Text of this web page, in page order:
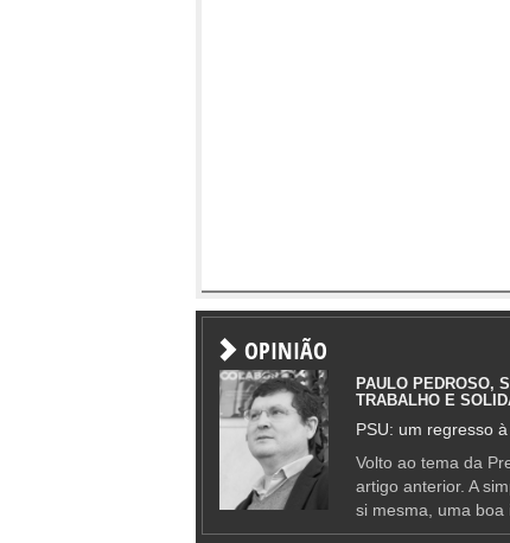
OPINIÃO
PAULO PEDROSO,
TRABALHO E
PSU: um regresso
Volto ao tema da
artigo anterior. A
si mesma, uma boa